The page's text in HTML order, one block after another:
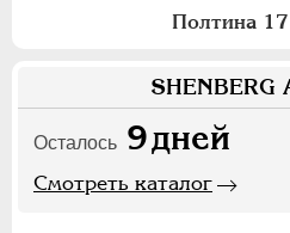
Полтина
SHENBERG
Осталось 9дней
Смотреть каталог